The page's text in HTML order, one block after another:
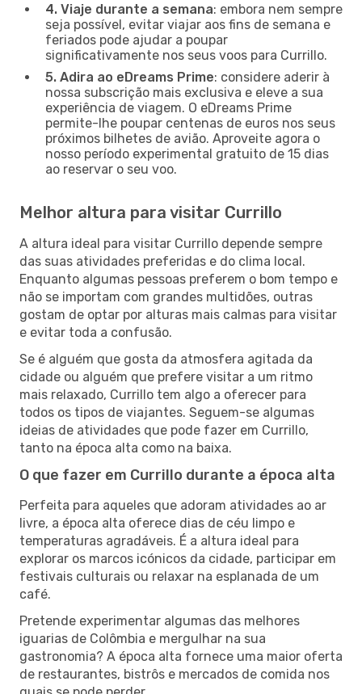
4. Viaje durante a semana: embora nem sempre
seja possível, evitar viajar aos fins de semana e
feriados pode ajudar a poupar
significativamente nos seus voos para Currillo.
5. Adira ao eDreams Prime: considere aderir à
nossa subscrição mais exclusiva e eleve a sua
experiência de viagem. O eDreams Prime
permite-lhe poupar centenas de euros nos seus
próximos bilhetes de avião. Aproveite agora o
nosso período experimental gratuito de 15 dias
ao reservar o seu voo.
Melhor altura para visitar Currillo
A altura ideal para visitar Currillo depende sempre
das suas atividades preferidas e do clima local.
Enquanto algumas pessoas preferem o bom tempo e
não se importam com grandes multidões, outras
gostam de optar por alturas mais calmas para visitar
e evitar toda a confusão.
Se é alguém que gosta da atmosfera agitada da
cidade ou alguém que prefere visitar a um ritmo
mais relaxado, Currillo tem algo a oferecer para
todos os tipos de viajantes. Seguem-se algumas
ideias de atividades que pode fazer em Currillo,
tanto na época alta como na baixa.
O que fazer em Currillo durante a época alta
Perfeita para aqueles que adoram atividades ao ar
livre, a época alta oferece dias de céu limpo e
temperaturas agradáveis. É a altura ideal para
explorar os marcos icónicos da cidade, participar em
festivais culturais ou relaxar na esplanada de um
café.
Pretende experimentar algumas das melhores
iguarias de Colômbia e mergulhar na sua
gastronomia? A época alta fornece uma maior oferta
de restaurantes, bistrôs e mercados de comida nos